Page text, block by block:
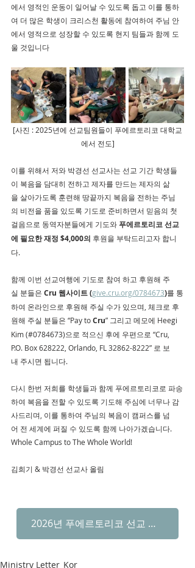
에서 영적인 운동이 일어날 수 있도록 돕고 이를 통하
여 더 많은 학생이 크리스천 활동에 참여하여 주님 안
에서 영적으로 성장할 수 있도록 현지 팀들과 함께 도
울 것입니다
[사진 : 2025년에 선교팀원들이 푸에르토리코 대학교
에서 전도]
이를 위해서 저와 박경선 선교사는 선교 기간 학생들
이 복음을 담대히 전하고 제자를 만드는 제자의 삶
을 살아가도록 훈련해 땅끝까지 복음을 전하는 주님
의 비전을 품을 있도록 기도로 준비하면서 믿음의 첫
걸음으로 동역자분들에게 기도와 푸에르토리코 선교
에 필요한 재정 $4,000의 후원을 부탁드리고자 합니
다.
함께 이번 선교여행에 기도로 참여 하고 후원해 주
실 분들은 Cru 웹사이트 (give.cru.org/0784673)를 통
하여 온라인으로 후원해 주실 수가 있으며, 체크로 후
원해 주실 분들은 “Pay to Cru” 그리고 메모에 Heegi
Kim (#0784673)으로 적으신 후에 우편으로 “Cru,
P.O. Box 628222, Orlando, FL 32862-8222” 로 보
내 주시면 됩니다.
다시 한번 저희를 학생들과 함께 푸에르토리코로 파송
하여 복음을 전할 수 있도록 기도해 주심에 너무나 감
사드리며, 이를 통하여 주님의 복음이 캠퍼스를 넘
어 전 세계에 퍼질 수 있도록 함께 나아가겠습니다.
Whole Campus to The Whole World!
김희기 & 박경선 선교사 올림
2026년 푸에르토리코 선교 후원
Ministry Letter_Kor